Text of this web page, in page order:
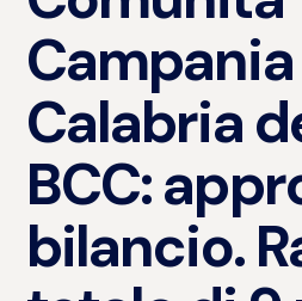
Calabria
BCC:
bilancio.